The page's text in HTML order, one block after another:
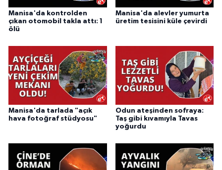
Manisa'da kontrolden
çıkan otomobil takla attı: 1
ölü
Manisa'da alevler yumurta
üretim tesisini küle çevirdi
Manisa'da tarlada "açık
hava fotoğraf stüdyosu"
Odun ateşinden sofraya:
Taş gibi kıvamıyla Tavas
yoğurdu